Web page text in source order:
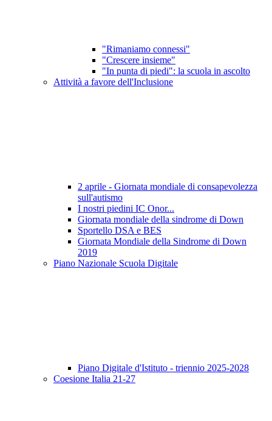
"Rimaniamo connessi"
"Crescere insieme"
"In punta di piedi": la scuola in ascolto
Attività a favore dell'Inclusione
2 aprile - Giornata mondiale di consapevolezza
sull'autismo
I nostri piedini IC Onor...
Giornata mondiale della sindrome di Down
Sportello DSA e BES
Giornata Mondiale della Sindrome di Down
2019
Piano Nazionale Scuola Digitale
Piano Digitale d'Istituto - triennio 2025-2028
Coesione Italia 21-27